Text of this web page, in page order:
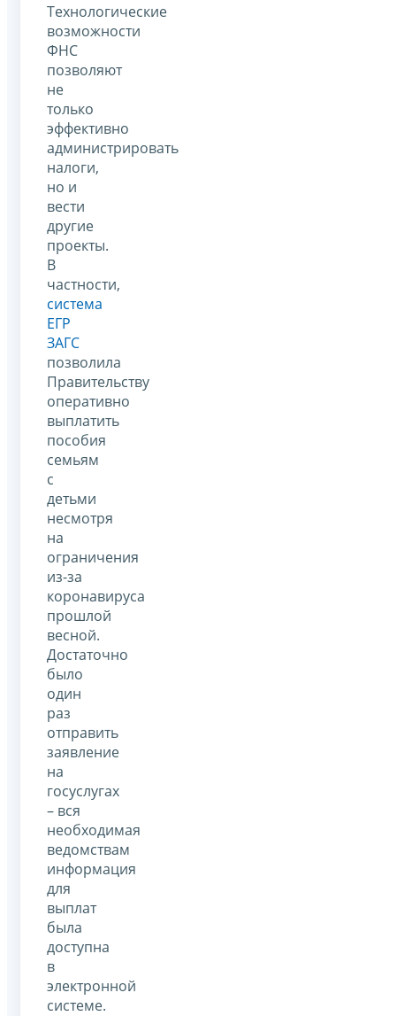
Технологические
возможности
ФНС
позволяют
не
только
эффективно
администрировать
налоги,
но и
вести
другие
проекты.
В
частности,
система
ЕГР
ЗАГС
позволила
Правительству
оперативно
выплатить
пособия
семьям
с
детьми
несмотря
на
ограничения
из-за
коронавируса
прошлой
весной.
Достаточно
было
один
раз
отправить
заявление
на
госуслугах
– вся
необходимая
ведомствам
информация
для
выплат
была
доступна
в
электронной
системе.